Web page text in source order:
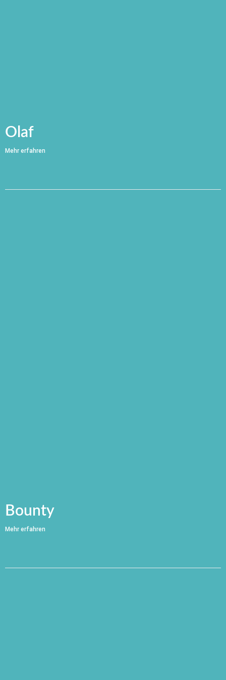
Olaf
Mehr erfahren
Bounty
Mehr erfahren